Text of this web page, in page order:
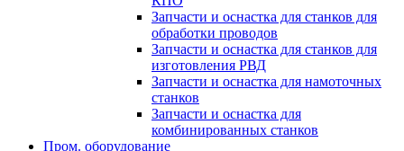
Запчасти и оснастка для станков для
обработки проводов
Запчасти и оснастка для станков для
изготовления РВД
Запчасти и оснастка для намоточных
станков
Запчасти и оснастка для
комбинированных станков
Пром. оборудование